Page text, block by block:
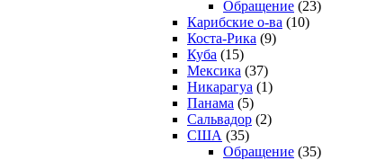
Обращение (23)
Карибские о-ва (10)
Коста-Рика (9)
Куба (15)
Мексика (37)
Никарагуа (1)
Панама (5)
Сальвадор (2)
США (35)
Обращение (35)